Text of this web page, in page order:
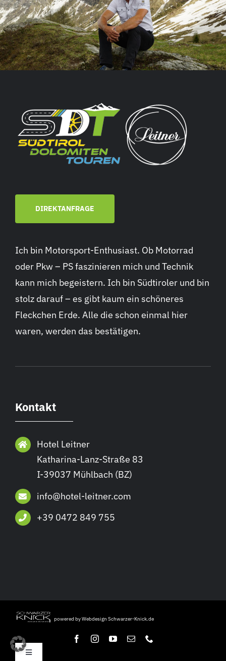
DIREKTANFRAGE
Ich bin Motorsport-Enthusiast. Ob Motorrad
oder Pkw – PS faszinieren mich und Technik
kann mich begeistern. Ich bin Südtiroler und bin
stolz darauf – es gibt kaum ein schöneres
Fleckchen Erde. Alle die schon einmal hier
waren, werden das bestätigen.
Kontakt
Hotel Leitner
Katharina-Lanz-Straße 83
I-39037 Mühlbach (BZ)
info@hotel-leitner.com
+39 0472 849 755
powered by Webdesign Schwarzer-Knick.de
Toggle